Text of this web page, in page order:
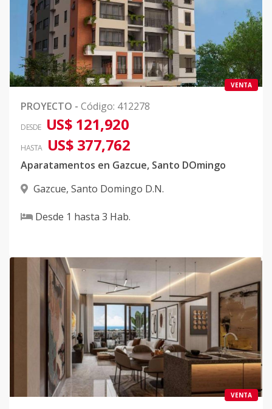
VENTA
PROYECTO - Código: 412278
DESDE US$ 121,920
HASTA US$ 377,762
Aparatamentos en Gazcue, Santo DOmingo
Gazcue, Santo Domingo D.N.
Desde 1 hasta 3 Hab.
VENTA